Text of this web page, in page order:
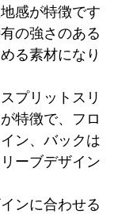
感が特徴です
の強さのある
る素材になり
プリットスリ
特徴で、フロ
ン、バックは
ーブデザイン
ンに合わせる